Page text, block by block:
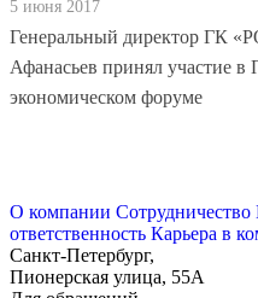
5 июня 2017
Генеральный директор ГК
Афанасьев принял участие
экономическом форуме
О компании Сотрудничество
ответственность Карьера в
Санкт-Петербург,
Пионерская улица, 55А